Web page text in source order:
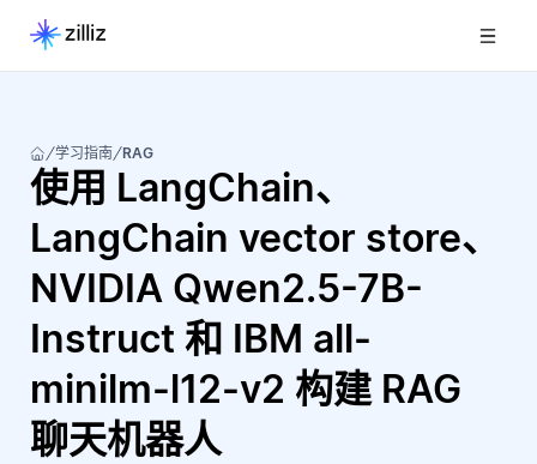
学习指南 RAG
使用 LangChain、
LangChain vector store、
NVIDIA Qwen2.5-7B-
Instruct 和 IBM all-
minilm-l12-v2 构建 RAG
聊天机器人